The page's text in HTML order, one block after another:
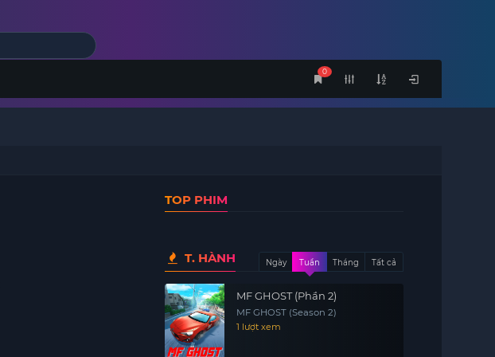
0
TOP PHIM
T. HÀNH Ngày Tuần Tháng Tất cả
MF GHOST (Phần 2)
MF GHOST (Season 2)
1 lượt xem